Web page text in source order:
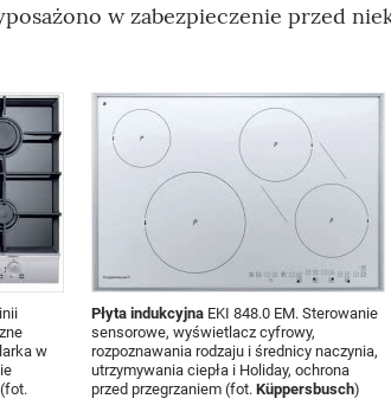
w zabezpieczenie przed
w
Płyta indukcyjnaEKI 848.0 EM. Sterowanie
sensorowe, wyświetlacz cyfrowy,
rozpoznawania rodzaju i średnicy naczynia,
utrzymywania ciepła i Holiday, ochrona
przed przegrzaniem (fot. Küppersbusch)